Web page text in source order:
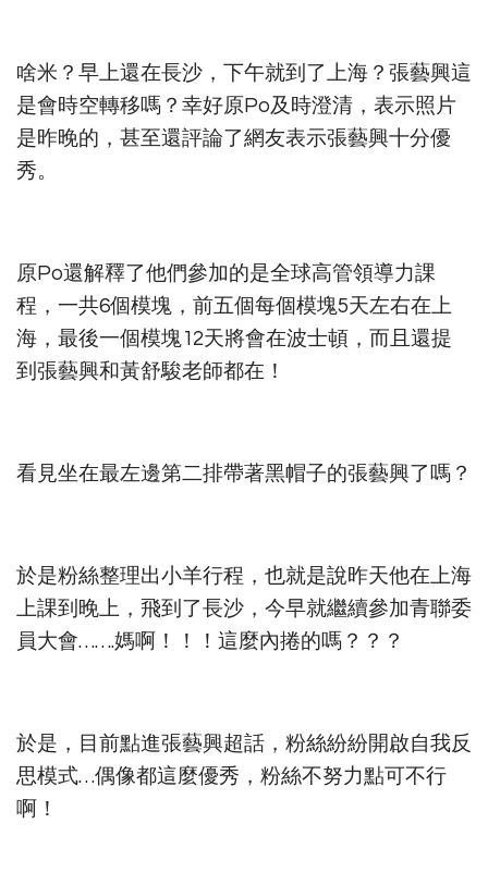
啥米？早上還在長沙，下午就到了上海？張藝興這
是會時空轉移嗎？幸好原Po及時澄清，表示照片
是昨晚的，甚至還評論了網友表示張藝興十分優
秀。
原Po還解釋了他們參加的是全球高管領導力課
程，一共6個模塊，前五個每個模塊5天左右在上
海，最後一個模塊12天將會在波士頓，而且還提
到張藝興和黃舒駿老師都在！
看見坐在最左邊第二排帶著黑帽子的張藝興了嗎？
於是粉絲整理出小羊行程，也就是說昨天他在上海
上課到晚上，飛到了長沙，今早就繼續參加青聯委
員大會…….媽啊！！！這麼內捲的嗎？？？
於是，目前點進張藝興超話，粉絲紛紛開啟自我反
思模式…偶像都這麼優秀，粉絲不努力點可不行
啊！